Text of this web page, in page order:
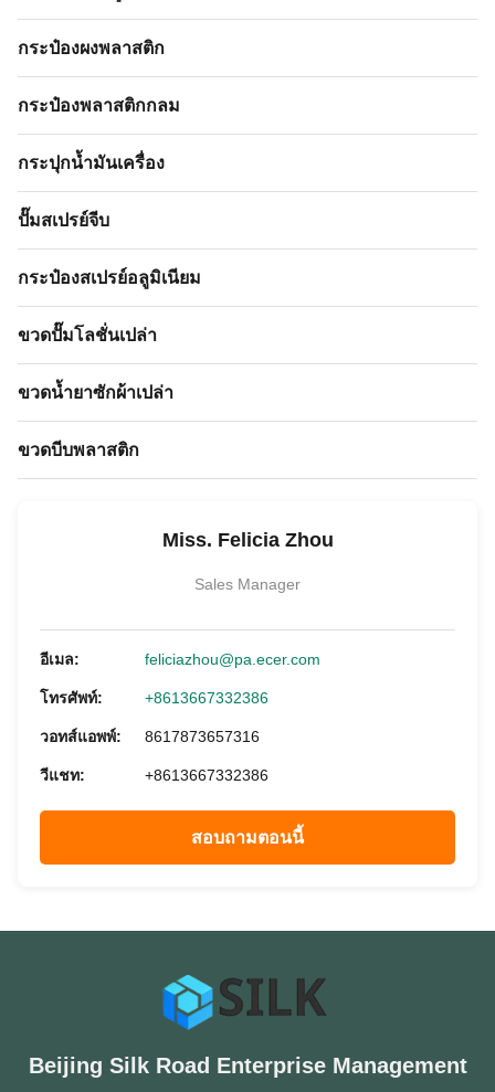
กระป๋องผงพลาสติก
กระป๋องพลาสติกกลม
กระปุกน้ำมันเครื่อง
ปั๊มสเปรย์จีบ
กระป๋องสเปรย์อลูมิเนียม
ขวดปั๊มโลชั่นเปล่า
ขวดน้ำยาซักผ้าเปล่า
ขวดบีบพลาสติก
Miss. Felicia Zhou
Sales Manager
อีเมล: feliciazhou@pa.ecer.com
โทรศัพท์: +8613667332386
วอทส์แอพพ์: 8617873657316
วีแชท: +8613667332386
สอบถามตอนนี้
Beijing Silk Road Enterprise Management